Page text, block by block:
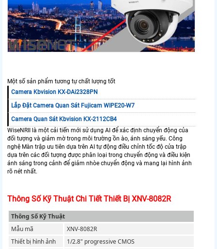
Một số sản phẩm tương tự chất lượng tốt
Camera Kbvision KX-DAi2328PN
Lắp Đặt Camera Quan Sát Fujicam WIPE20-W7
Camera Quan Sát Kbvision KX-2112CB4
WiseNRII là một cải tiến mới sử dụng AI để xác định chuyển động của
đối tượng và giảm mờ trong môi trường ồn ào, ánh sáng yếu. Công
nghệ Màn trập ưu tiên dựa trên AI tự động điều chỉnh tốc độ cửa trập
dựa trên các đối tượng được phân loại trong chuyển động và điều kiện
ánh sáng trong cảnh để giảm nhòe chuyển động và mang lại hình ảnh
rõ nét nhất.
Thông Số Kỹ Thuật Chi Tiết Thiết Bị XNV-8082R
Thông Số Kỹ Thuật
Mẫu mã
XNV-8082R
Thiết bị hình ảnh
1/2.8" progressive CMOS